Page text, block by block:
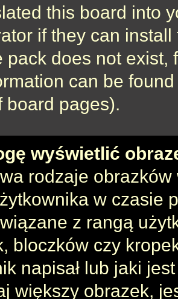
this board into
if they can
pack does not exist,
can be
board pages).
wyświetlić
rodzaje
w czasie
z rangą
bloczków czy
napisał lub jaki
większy obrazek,